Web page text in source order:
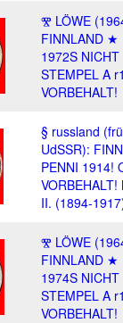
Ⰺ LÖWE
FINNLAND ★
1972S
STEMPEL A
VORBEHALT!
§ russland
UdSSR):
PENNI 1914!
VORBEHALT!
II. (1894-
Ⰺ LÖWE
FINNLAND ★
1974S
STEMPEL A
VORBEHALT!